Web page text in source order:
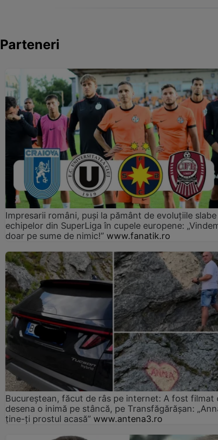
Parteneri
Impresarii români, puși la pământ de evoluțiile slabe
echipelor din SuperLiga în cupele europene:
doar pe sume de nimic!” www.fanatik.ro
Bucureștean, făcut de râs pe internet: A fost filmat
desena o inimă pe stâncă, pe Transfăgărășan:
ține-ți prostul acasă” www.antena3.ro